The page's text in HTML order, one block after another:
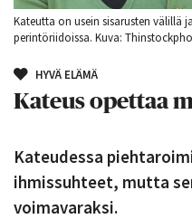
Kateutta on usein sisarusten välillä
perintöriidoissa. Kuva:
HYVÄ ELÄMÄ
Kateus opettaa
Kateudessa
ihmissuhteet, mutta
voimavaraksi.